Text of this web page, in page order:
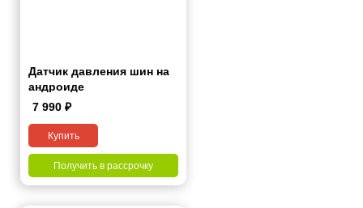
Датчик давления шин на
андроиде
7 990 ₽
Купить
Получить в рассрочку